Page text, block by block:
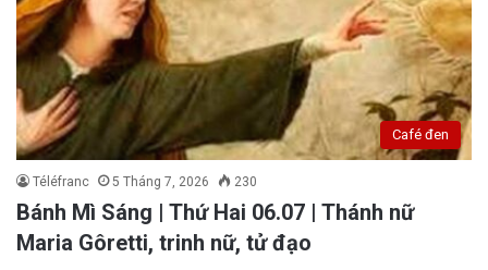
Café đen
Téléfranc 5 Tháng 7, 2026 230
Bánh Mì Sáng | Thứ Hai 06.07 | Thánh nữ
Maria Gôretti, trinh nữ, tử đạo